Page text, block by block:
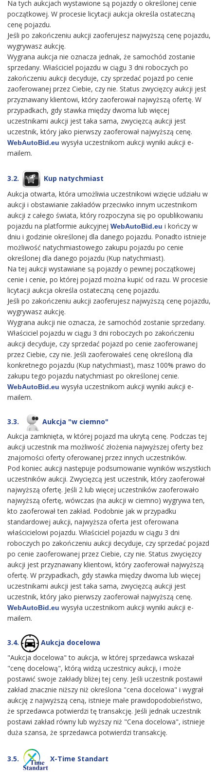
Na tych aukcjach wystawione są pojazdy o określonej cenie
początkowej. W procesie licytacji aukcja określa ostateczną
cenę pojazdu.
Jeśli po zakończeniu aukcji zaoferujesz najwyższą cenę pojazdu,
wygrywasz aukcję.
Wygrana aukcja nie oznacza jednak, że samochód zostanie
sprzedany. Właściciel pojazdu w ciągu 3 dni roboczych po
zakończeniu aukcji decyduje, czy sprzedać pojazd po cenie
zaoferowanej przez Ciebie, czy nie. Status zwycięzcy aukcji jest
przyznawany klientowi, który zaoferował najwyższą ofertę. W
przypadkach, gdy stawka między dwoma lub więcej
uczestnikami aukcji jest taka sama, zwycięzcą aukcji jest
uczestnik, który jako pierwszy zaoferował najwyższą cenę.
WebAutoBid.eu wysyła uczestnikom aukcji wyniki aukcji e-
mailem.
3.2.
Kup natychmiast
Aukcja otwarta, która umożliwia uczestnikowi wzięcie udziału w
aukcji i obstawianie zakładów przeciwko innym uczestnikom
aukcji z całego świata, który rozpoczyna się po opublikowaniu
pojazdu na platformie aukcyjnej WebAutoBid.eu i kończy w
dniu i godzinie określonej dla danego pojazdu. Ponadto istnieje
możliwość natychmiastowego zakupu pojazdu po cenie
określonej dla danego pojazdu (Kup natychmiast).
Na tej aukcji wystawiane są pojazdy o pewnej początkowej
cenie i cenie, po której pojazd można kupić od razu. W procesie
licytacji aukcja określa ostateczną cenę pojazdu.
Jeśli po zakończeniu aukcji zaoferujesz najwyższą cenę pojazdu,
wygrywasz aukcję.
Wygrana aukcji nie oznacza, że samochód zostanie sprzedany.
Właściciel pojazdu w ciągu 3 dni roboczych po zakończeniu
aukcji decyduje, czy sprzedać pojazd po cenie zaoferowanej
przez Ciebie, czy nie. Jeśli zaoferowałeś cenę określoną dla
konkretnego pojazdu (Kup natychmiast), masz 100% prawo do
zakupu tego pojazdu natychmiast po określonej cenie.
WebAutoBid.eu wysyła uczestnikom aukcji wyniki aukcji e-
mailem.
3.3.
Aukcja "w ciemno"
Aukcja zamknięta, w której pojazd ma ukrytą cenę. Podczas tej
aukcji uczestnik ma możliwość złożenia najwyższej oferty bez
znajomości oferty oferowanej przez innych uczestników.
Pod koniec aukcji następuje podsumowanie wyników wszystkich
uczestników aukcji. Zwycięzcą jest uczestnik, który zaoferował
najwyższą ofertę. Jeśli 2 lub więcej uczestników zaoferowało
najwyższą ofertę, wówczas (na aukcji w ciemno) wygrywa ten,
kto zaoferował ten zakład. Podobnie jak w przypadku
standardowej aukcji, najwyższa oferta jest oferowana
właścicielowi pojazdu. Właściciel pojazdu w ciągu 3 dni
roboczych po zakończeniu aukcji decyduje, czy sprzedać pojazd
po cenie zaoferowanej przez Ciebie, czy nie. Status zwycięzcy
aukcji jest przyznawany klientowi, który zaoferował najwyższą
ofertę. W przypadkach, gdy stawka między dwoma lub więcej
uczestnikami aukcji jest taka sama, zwycięzcą aukcji jest
uczestnik, który jako pierwszy zaoferował najwyższą cenę.
WebAutoBid.eu wysyła uczestnikom aukcji wyniki aukcji e-
mailem.
3.4.
Aukcja docelowa
"Aukcja docelowa" to aukcja, w której sprzedawca wskazał
"cenę docelową", którą widzą uczestnicy aukcji, i może
postawić swoje zakłady bliżej tej ceny. Jeśli uczestnik postawił
zakład znacznie niższy niż określona "cena docelowa" i wygrał
aukcję z najwyższą ceną, istnieje małe prawdopodobieństwo,
że sprzedawca potwierdzi tę transakcję. Jeśli jednak uczestnik
postawi zakład równy lub wyższy niż "Cena docelowa", istnieje
duża szansa, że sprzedawca potwierdzi transakcję.
3.5.
X-Time Standart